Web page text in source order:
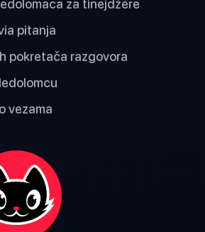
za tinejdžere
pitanja
pokretača razgovora
vezama